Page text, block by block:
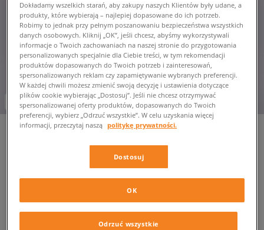
-10% za min. 350 zł kod: LUCK
529,99 zł z VAT
Dokładamy wszelkich starań, aby zakupy naszych Klientów były udane, a
produkty, które wybierają – najlepiej dopasowane do ich potrzeb.
Robimy to jednak przy pełnym poszanowaniu bezpieczeństwa wszystkich
danych osobowych. Kliknij „OK”, jeśli chcesz, abyśmy wykorzystywali
informacje o Twoich zachowaniach na naszej stronie do przygotowania
personalizowanych specjalnie dla Ciebie treści, w tym rekomendacji
produktów dopasowanych do Twoich potrzeb i zainteresowań,
spersonalizowanych reklam czy zapamiętywanie wybranych preferencji.
W każdej chwili możesz zmienić swoją decyzję i ustawienia dotyczące
plików cookie wybierając „Dostosuj”. Jeśli nie chcesz otrzymywać
spersonalizowanej oferty produktów, dopasowanych do Twoich
preferencji, wybierz „Odrzuć wszystkie”. W celu uzyskania więcej
informacji, przeczytaj naszą politykę prywatności.
Dostosuj
Odrzuć wszystkie
OK